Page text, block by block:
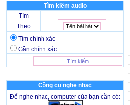
Tìm kiếm audio
Tìm
Theo
Tìm chính xác
Gần chính xác
Công cụ nghe nhạc
Để nghe nhạc, computer của bạn cần có: